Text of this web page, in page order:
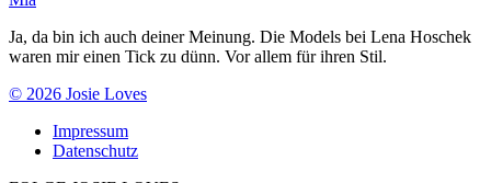
Ja, da bin ich auch deiner Meinung. Die Models bei Lena Hoschek
waren mir einen Tick zu dünn. Vor allem für ihren Stil.
© 2026 Josie Loves
Impressum
Datenschutz